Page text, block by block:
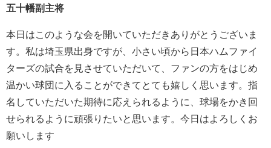
五十幡副主将
本日はこのような会を開いていただきありがとうございま
す。私は埼玉県出身ですが、小さい頃から日本ハムファイ
ターズの試合を見させていただいて、ファンの方をはじめ
温かい球団に入ることができてとても嬉しく思います。指
名していただいた期待に応えられるように、球場をかき回
せられるように頑張りたいと思います。今日はよろしくお
願いします